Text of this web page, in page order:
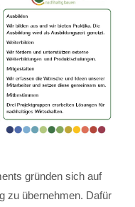
gründen sich auf
zu übernehmen. Dafür